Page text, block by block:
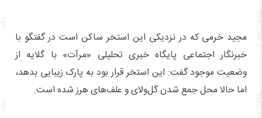
مجید خرمی که در نزدیکی این استخر ساکن است در گفتگو با
خبرنگار اجتماعی پایگاه خبری تحلیلی «مرآت» با گلایه از
وضعیت موجود گفت: این استخر قرار بود به پارک زیبایی بدهد،
اما حالا محل جمع شدن گل‌ولای و علف‌های هرز شده است.